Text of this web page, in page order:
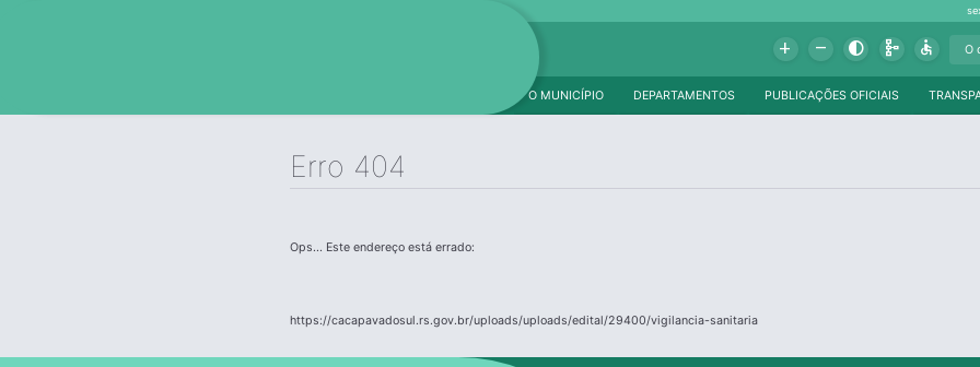
Add Remove Contrast Schema Accessible
PUBLICAÇÕES OFICIAIS
DEPARTAMENTOS
O MUNICÍPIO
Erro 404
Ops... Este endereço está errado:
https://cacapavadosul.rs.gov.br/uploads/uploads/edital/29400/vigilancia-sanitaria